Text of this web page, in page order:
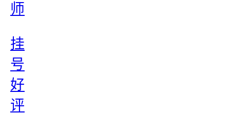
师
挂
号
好
评